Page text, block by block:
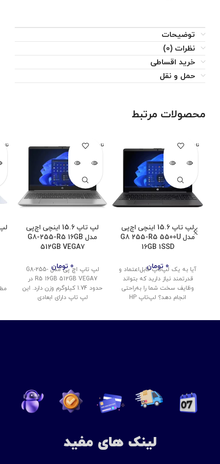
توضیحات
نظرات (0)
خرید اقساطی
حمل و نقل
محصولات مرتبط
ناموجود
لپ تاپ 15.6 اینچی اچ‌پی
مدل G8 255-R5 5500U
16GB 1SSD
0 تومان
آیا به یک لپ‌تاپ قابل‌اعتماد و
قدرتمند نیاز دارید که بتواند
وظایف سخت شما را به‌راحتی
انجام دهد؟ لپ‌تاپ HP
ناموجود
لپ تاپ 15.6 اینچی اچ‌پی
مدل G8-255-R5 16GB
512GB VEGA7
0 تومان لپ تاپ اچ پی مدل G8-255-
R5 16GB 512GB VEGA7 در
حدود 1.74 کیلوگرم وزن دارد. این
لپ تاپ دارای ابعادی
لینک های مفید